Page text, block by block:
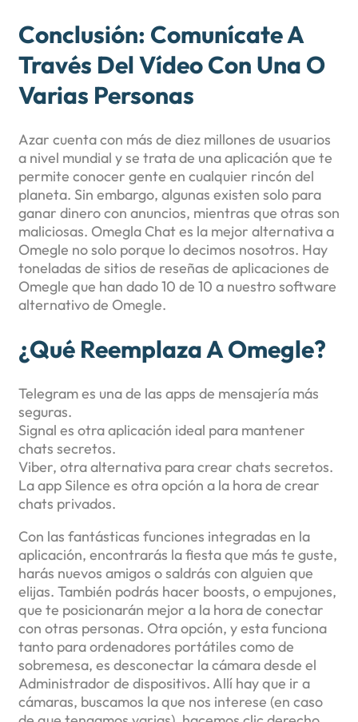
Conclusión: Comunícate A
Través Del Vídeo Con Una O
Varias Personas
Azar cuenta con más de diez millones de usuarios
a nivel mundial y se trata de una aplicación que te
permite conocer gente en cualquier rincón del
planeta. Sin embargo, algunas existen solo para
ganar dinero con anuncios, mientras que otras son
maliciosas. Omegla Chat es la mejor alternativa a
Omegle no solo porque lo decimos nosotros. Hay
toneladas de sitios de reseñas de aplicaciones de
Omegle que han dado 10 de 10 a nuestro software
alternativo de Omegle.
¿Qué Reemplaza A Omegle?
Telegram es una de las apps de mensajería más
seguras.
Signal es otra aplicación ideal para mantener
chats secretos.
Viber, otra alternativa para crear chats secretos.
La app Silence es otra opción a la hora de crear
chats privados.
Con las fantásticas funciones integradas en la
aplicación, encontrarás la fiesta que más te guste,
harás nuevos amigos o saldrás con alguien que
elijas. También podrás hacer boosts, o empujones,
que te posicionarán mejor a la hora de conectar
con otras personas. Otra opción, y esta funciona
tanto para ordenadores portátiles como de
sobremesa, es desconectar la cámara desde el
Administrador de dispositivos. Allí hay que ir a
cámaras, buscamos la que nos interese (en caso